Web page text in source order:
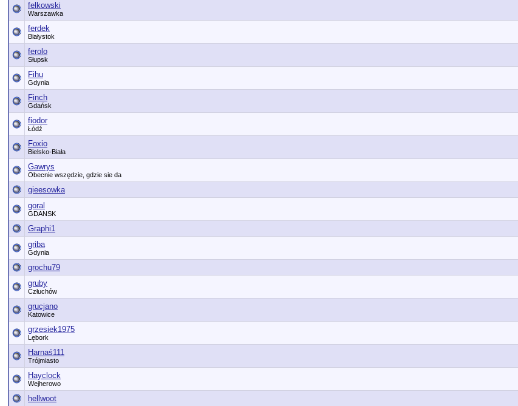
felkowski
Warszawka
ferdek
Białystok
ferolo
Słupsk
Fihu
Gdynia
Finch
Gdańsk
fiodor
Łódź
Foxio
Bielsko-Biała
Gawrys
Obecnie wszędzie, gdzie sie da
gieesowka
goral
GDANSK
Graphi1
griba
Gdynia
grochu79
gruby
Człuchów
grucjano
Katowice
grzesiek1975
Lębork
Harnaś111
Trójmiasto
Hayclock
Wejherowo
hellwoot